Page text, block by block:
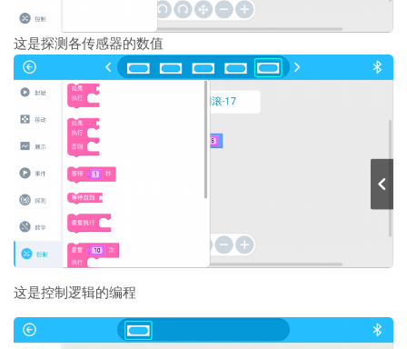
这是探测各传感器的数值
这是控制逻辑的编程